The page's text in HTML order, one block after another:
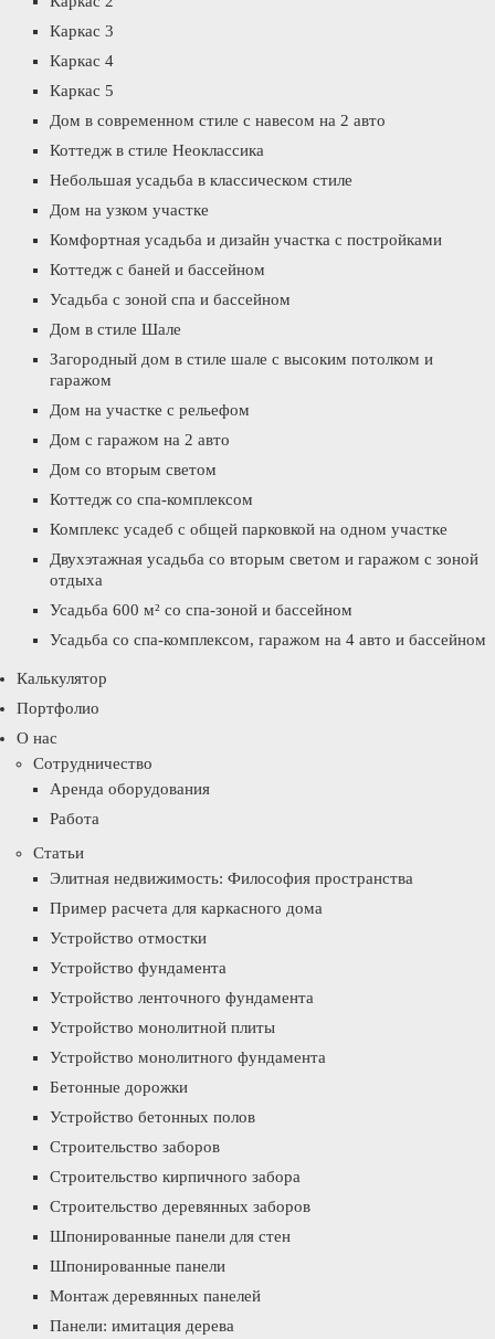
Каркас 3
Каркас 4
Каркас 5
Дом в современном стиле с навесом на 2 авто
Коттедж в стиле Неоклассика
Небольшая усадьба в классическом стиле
Дом на узком участке
Комфортная усадьба и дизайн участка с постройками
Коттедж с баней и бассейном
Усадьба с зоной спа и бассейном
Дом в стиле Шале
Загородный дом в стиле шале с высоким потолком и
гаражом
Дом на участке с рельефом
Дом с гаражом на 2 авто
Дом со вторым светом
Коттедж со спа-комплексом
Комплекс усадеб с общей парковкой на одном участке
Двухэтажная усадьба со вторым светом и гаражом с зоной
отдыха
Усадьба 600 м² со спа-зоной и бассейном
Усадьба со спа-комплексом, гаражом на 4 авто и бассейном
Калькулятор
Портфолио
О нас
Сотрудничество
Аренда оборудования
Работа
Статьи
Элитная недвижимость: Философия пространства
Пример расчета для каркасного дома
Устройство отмостки
Устройство фундамента
Устройство ленточного фундамента
Устройство монолитной плиты
Устройство монолитного фундамента
Бетонные дорожки
Устройство бетонных полов
Строительство заборов
Строительство кирпичного забора
Строительство деревянных заборов
Шпонированные панели для стен
Шпонированные панели
Монтаж деревянных панелей
Панели: имитация дерева